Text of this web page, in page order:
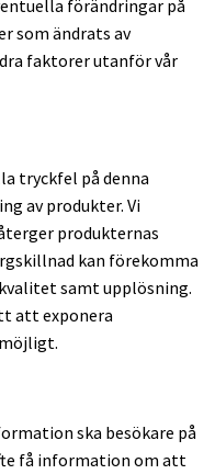
förändringar på
som ändrats av
faktorer utanför vår
tryckfel på denna
av produkter. Vi
produkternas
kan förekomma
samt upplösning.
att exponera
ska besökare på
få information om att